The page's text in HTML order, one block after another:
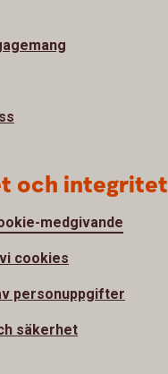
och integritet
medgivande
cookies
personuppgifter
säkerhet